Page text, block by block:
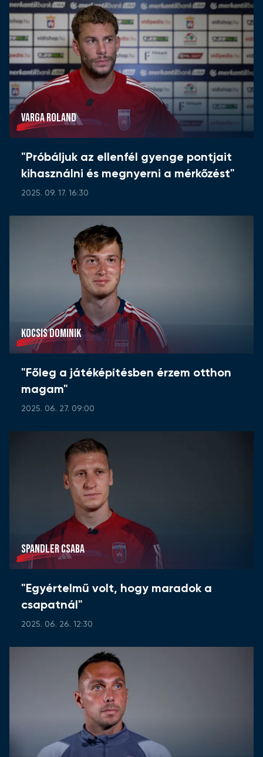
VARGA ROLAND
"Próbáljuk az ellenfél gyenge pontjait
kihasználni és megnyerni a mérkőzést"
2025. 09. 17. 16:30
KOCSIS DOMINIK
"Főleg a játéképítésben érzem otthon
magam"
2025. 06. 27. 09:00
SPANDLER CSABA
"Egyértelmű volt, hogy maradok a
csapatnál"
2025. 06. 26. 12:30